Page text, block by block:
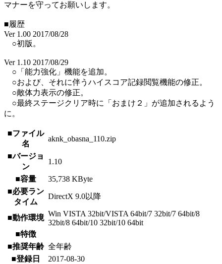
マナーを守ってお願いします。
■履歴
Ver 1.00 2017/08/28
○初版。
Ver 1.10 2017/08/29
○「能力強化」機能を追加。
○および、それに伴うハイスコア記録閲覧機能の修正。
○敵体力表示の修正。
○最終ステージクリア時に「おまけ２」が追加されるよう
に。
■ファイル
名
aknk_obasna_110.zip
■バージョ
ン
1.10
■容量
35,738 KByte
■必要ラン
タイム
DirectX 9.0以降
■動作環境 Win VISTA 32bit/VISTA 64bit/7 32bit/7 64bit/8
32bit/8 64bit/10 32bit/10 64bit
■特徴
■推奨年齢 全年齢
■登録日
2017-08-30